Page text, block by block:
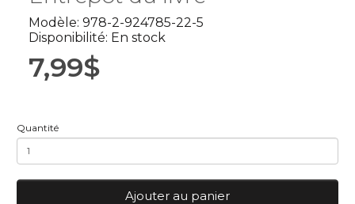
Modèle: 978-2-924785-22-5
Disponibilité: En stock
7,99$
Quantité
Ajouter au panier